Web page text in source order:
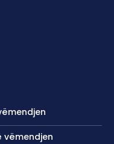
vëmendjen